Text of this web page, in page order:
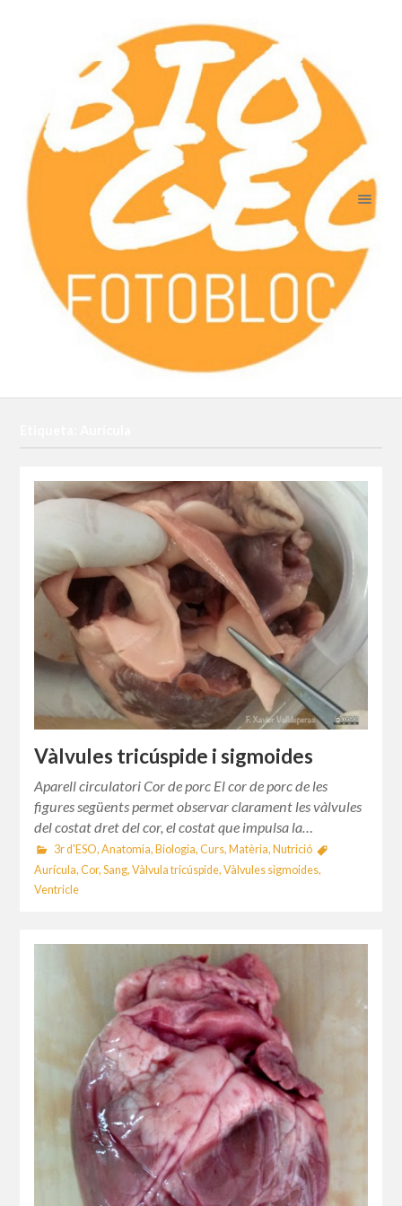
Vàlvules tricúspide i sigmoides
Aparell circulatori Cor de porc El cor de porc de les
figures següents permet observar clarament les vàlvules
del costat dret del cor, el costat que impulsa la…
3r d'ESO, Anatomia, Biologia, Curs, Matèria, Nutrició
Aurícula,Cor,Sang,Vàlvula tricúspide,Vàlvules sigmoides,
Ventricle